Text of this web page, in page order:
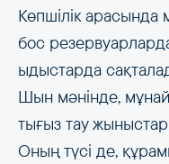
Көпшілік
бос
ыдыстарда
Шын мәнінде, мұнай
тығыз тау
Оның түсі де,